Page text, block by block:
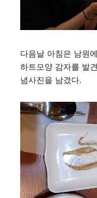
다음날 아침은 남원
하트모양 감자를 발
념사진을 남겼다.